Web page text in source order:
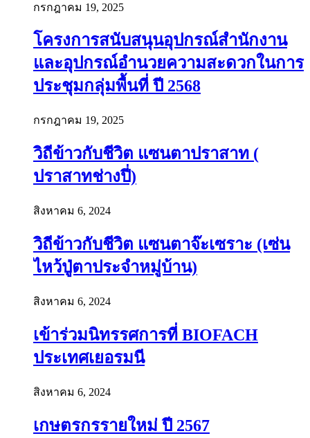
กรกฎาคม 19, 2025
โครงการสนับสนุนอุปกรณ์สำนักงาน
และอุปกรณ์อำนวยความสะดวกในการ
ประชุมกลุ่มพื้นที่ ปี 2568
กรกฎาคม 19, 2025
วิถีข้าวกับชีวิต แซนตาปราสาท (
ปราสาทช่างปี่)
สิงหาคม 6, 2024
วิถีข้าวกับชีวิต แซนตาจ๊ะเซราะ (เซ่น
ไหว้ปู่ตาประจำหมู่บ้าน)
สิงหาคม 6, 2024
เข้าร่วมนิทรรศการที่ BIOFACH
ประเทศเยอรมนี
สิงหาคม 6, 2024
เกษตรกรรายใหม่ ปี 2567